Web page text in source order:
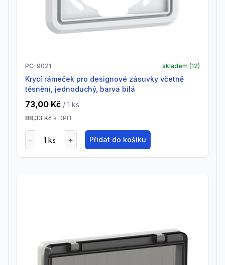
PC-9021 skladem (12)
krycí rámeček pro designové zásuvky včetně
těsnění, jednoduchý, barva bílá
73,00 Kč / 1 ks
88,33 Kč s DPH
Přidat do košíku